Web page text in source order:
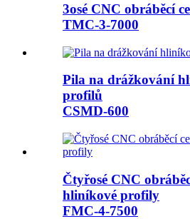
3osé CNC obráběcí
TMC-3-7000
Pila na drážkování
profilů
CSMD-600
Čtyřosé CNC
hliníkové profily
FMC-4-7500